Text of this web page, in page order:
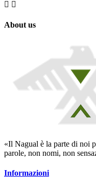
 
About us
«Il Nagual è la parte di noi
parole, non nomi, non
Informazioni